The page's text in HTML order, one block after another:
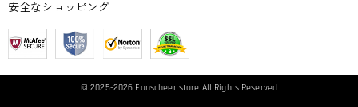
安全なショッピング
© 2025-2026 Fanscheerstore All Rights Reserved